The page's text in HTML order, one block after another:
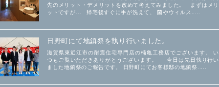
先のメリット・デメリットを改めて考えてみました。 まずはメリ
ットですが… 帰宅後すぐに手が洗えて、 菌やウィルス.....
日野町にて地鎮祭を執り行いました。
滋賀県東近江市の耐震住宅専門店の楠亀工務店でございます。 い
つもご覧いただきありがとうございます。 今日は先日執り行い
ました地鎮祭のご報告です。 日野町にてお客様邸の地鎮祭.....